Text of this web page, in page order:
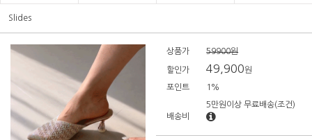
Slides
상품가 59900원
할인가 49,900원
포인트 1%
배송비
5만원이상 무료배송(조건)